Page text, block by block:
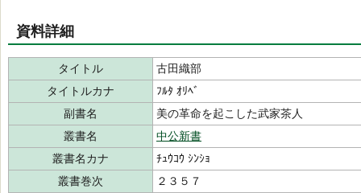
資料詳細
タイトル
古田織部
タイトルカナ
ﾌﾙﾀ ｵﾘﾍﾞ
副書名
美の革命を起こした武家茶人
叢書名
中公新書
叢書名カナ
ﾁｭｳｺｳ ｼﾝｼｮ
叢書巻次
２３５７